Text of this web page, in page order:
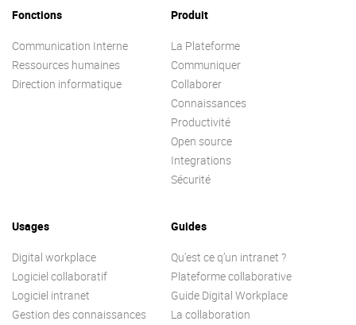
Fonctions
Communication Interne
Ressources humaines
Direction informatique
Produit
La Plateforme
Communiquer
Collaborer
Connaissances
Productivité
Open source
Integrations
Sécurité
Usages
Digital workplace
Logiciel collaboratif
Logiciel intranet
Gestion des connaissances
Guides
Qu’est ce q’un intranet ?
Plateforme collaborative
Guide Digital Workplace
La collaboration